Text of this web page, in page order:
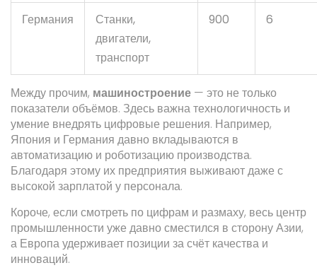
Германия
Станки,
двигатели,
транспорт
900 6
Между прочим, машиностроение — это не только
показатели объёмов. Здесь важна технологичность и
умение внедрять цифровые решения. Например,
Япония и Германия давно вкладываются в
автоматизацию и роботизацию производства.
Благодаря этому их предприятия выживают даже с
высокой зарплатой у персонала.
Короче, если смотреть по цифрам и размаху, весь центр
промышленности уже давно сместился в сторону Азии,
а Европа удерживает позиции за счёт качества и
инноваций.